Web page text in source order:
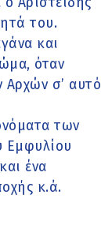
του.
και
όταν
σ’ αυτό
των
Εμφυλίου
ένα
κ.ά.